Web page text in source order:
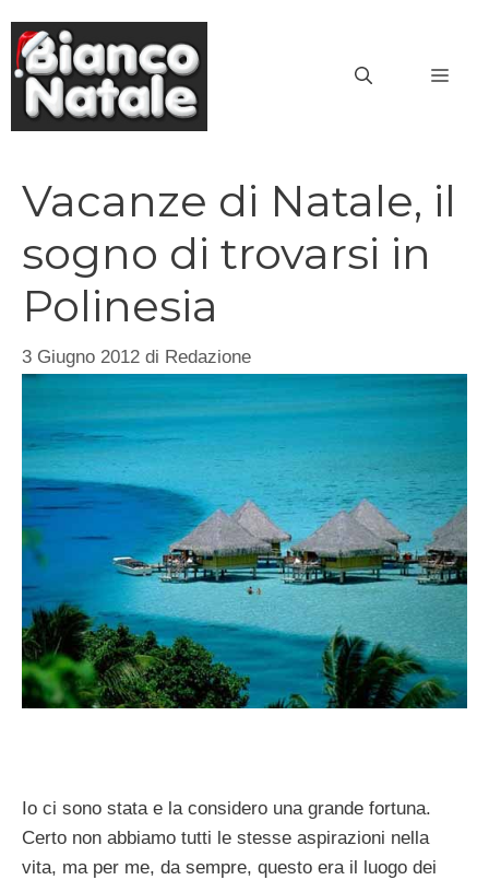
contenuto
Vacanze di Natale, il
sogno di trovarsi in
Polinesia
3 Giugno 2012 di Redazione
Io ci sono stata e la considero una grande fortuna.
Certo non abbiamo tutti le stesse aspirazioni nella
vita, ma per me, da sempre, questo era il luogo dei